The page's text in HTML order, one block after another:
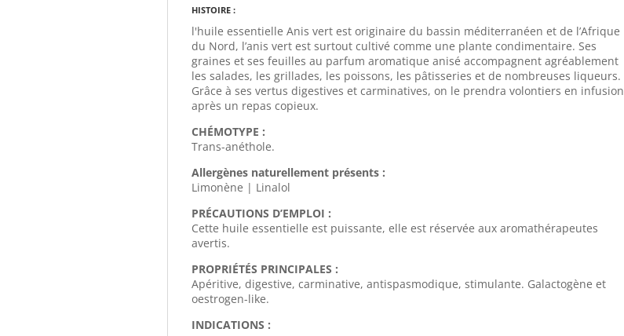
HISTOIRE :
l'huile essentielle Anis vert est originaire du bassin méditerranéen et de l’Afrique
du Nord, l’anis vert est surtout cultivé comme une plante condimentaire. Ses
graines et ses feuilles au parfum aromatique anisé accompagnent agréablement
les salades, les grillades, les poissons, les pâtisseries et de nombreuses liqueurs.
Grâce à ses vertus digestives et carminatives, on le prendra volontiers en infusion
après un repas copieux.
CHÉMOTYPE :
Trans-anéthole.
Allergènes naturellement présents :
Limonène | Linalol
PRÉCAUTIONS D’EMPLOI :
Cette huile essentielle est puissante, elle est réservée aux aromathérapeutes
avertis.
PROPRIÉTÉS PRINCIPALES :
Apéritive, digestive, carminative, antispasmodique, stimulante. Galactogène et
oestrogen-like.
INDICATIONS :